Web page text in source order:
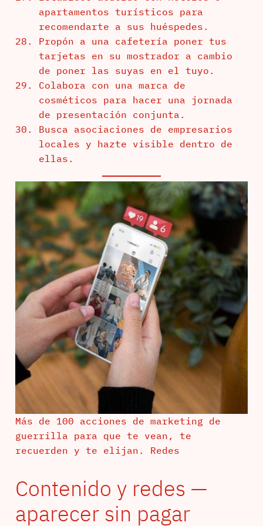
apartamentos turísticos para
recomendarte a sus huéspedes.
Propón a una cafetería poner tus
tarjetas en su mostrador a cambio
de poner las suyas en el tuyo.
Colabora con una marca de
cosméticos para hacer una jornada
de presentación conjunta.
Busca asociaciones de empresarios
locales y hazte visible dentro de
ellas.
Más de 100 acciones de marketing de
guerrilla para que te vean, te
recuerden y te elijan. Redes
Contenido y redes —
aparecer sin pagar